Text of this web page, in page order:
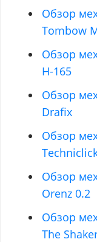
Обзор
Tombow
Обзор
H-165
Обзор
Drafix
Обзор
Обзор
Orenz 0.2
Обзор
The